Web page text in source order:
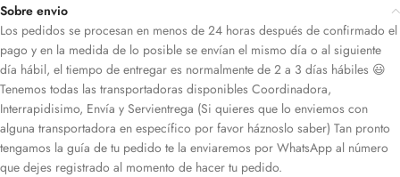
Sobre envio
Los pedidos se procesan en menos de 24 horas después de confirmado el
pago y en la medida de lo posible se envían el mismo día o al siguiente
día hábil, el tiempo de entregar es normalmente de 2 a 3 días hábiles 😃
Tenemos todas las transportadoras disponibles Coordinadora,
Interrapidisimo, Envía y Servientrega (Si quieres que lo enviemos con
alguna transportadora en específico por favor háznoslo saber) Tan pronto
tengamos la guía de tu pedido te la enviaremos por WhatsApp al número
que dejes registrado al momento de hacer tu pedido.